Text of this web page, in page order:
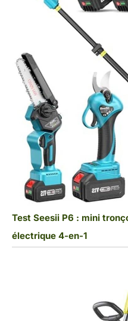
Test Seesii P6 : mini
électrique 4-en-1